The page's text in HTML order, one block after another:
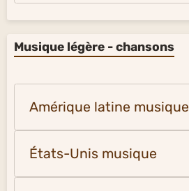
Musique légère - chansons
Amérique latine musique
États-Unis musique